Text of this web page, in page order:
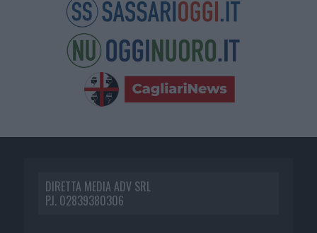
DIRETTA MEDIA ADV SRL
P.I. 02839380306